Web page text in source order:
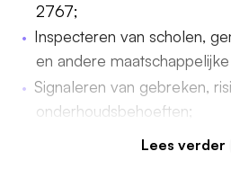
2767;
Inspecteren van scholen,
en andere
Signaleren van gebreken,
onderhoudsbehoeften;
Vastleggen en verwerken
Lees verder